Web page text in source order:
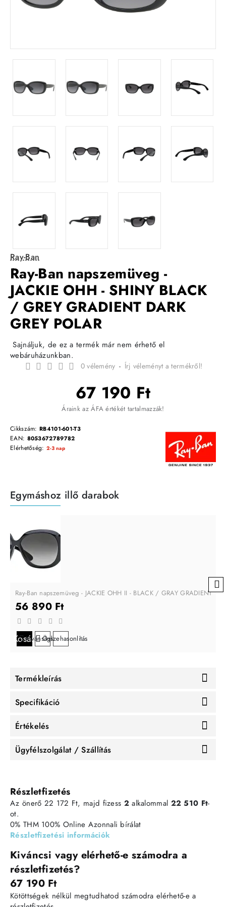
Ray-Ban
Ray-Ban napszemüveg -
JACKIE OHH - SHINY BLACK
/ GREY GRADIENT DARK
GREY POLAR
Sajnáljuk, de ez a termék már nem érhető el
webáruházunkban.
0 vélemény - Írj véleményt a termékről!
67 190 Ft
Áraink az ÁFA értékét tartalmazzák!
Cikkszám: RB4101-601-T3
EAN: 8053672789782
Elérhetőség: 2-3 nap
Egymáshoz illő darabok
Ray-Ban napszemüveg - JACKIE OHH II - BLACK / GRAY GRADIENT
56 890 Ft
Kosárba
Kívánságlistára
Összehasonlítás
Termékleírás
Specifikáció
Értékelés
Ügyfélszolgálat / Szállítás
Részletfizetés
Az önerő 22 172 Ft, majd fizess 2alkalommal 22 510 Ft-
ot.
0% THM 100% Online Azonnali bírálat
Részletfizetési információk
Kiváncsi vagy elérhető-e számodra a
részletfizetés?
67 190 Ft
Kötöttségek nélkül megtudhatod számodra elérhető-e a